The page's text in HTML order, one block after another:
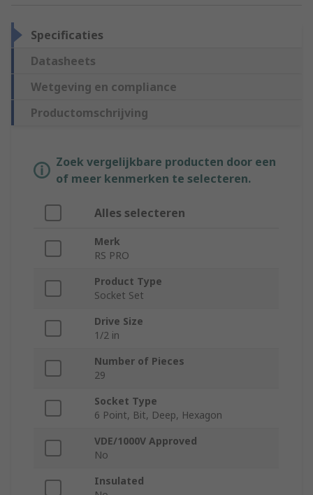
Specificaties
Datasheets
Wetgeving en compliance
Productomschrijving
Zoek vergelijkbare producten door een
of meer kenmerken te selecteren.
Alles selecteren
Merk
RS PRO
Product Type
Socket Set
Drive Size
1/2 in
Number of Pieces
29
Socket Type
6 Point, Bit, Deep, Hexagon
VDE/1000V Approved
No
Insulated